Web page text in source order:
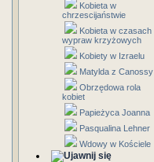
Kobieta w
chrzescijaństwie
Kobieta w czasach
wypraw krzyżowych
Kobiety w Izraelu
Matylda z Canossy
Obrzędowa rola
kobiet
Papieżyca Joanna
Pasqualina Lehner
Wdowy w Kościele